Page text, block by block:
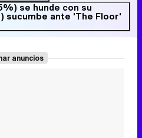
se hunde con su
ante 'The Floor'
anuncios